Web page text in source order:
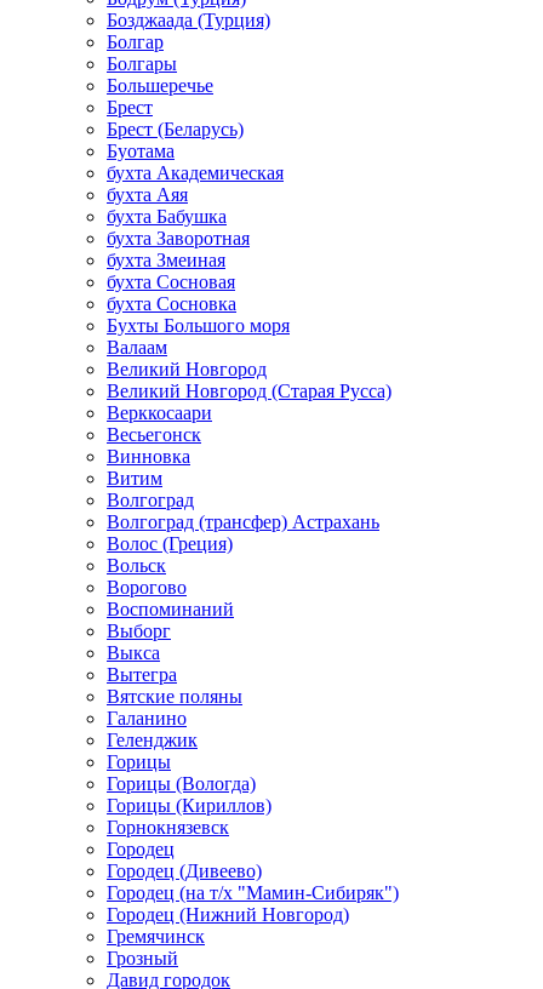
Бозджаада (Турция)
Болгар
Болгары
Большеречье
Брест
Брест (Беларусь)
Буотама
бухта Академическая
бухта Аяя
бухта Бабушка
бухта Заворотная
бухта Змеиная
бухта Сосновая
бухта Сосновка
Бухты Большого моря
Валаам
Великий Новгород
Великий Новгород (Старая Русса)
Верккосаари
Весьегонск
Винновка
Витим
Волгоград
Волгоград (трансфер) Астрахань
Волос (Греция)
Вольск
Ворогово
Воспоминаний
Выборг
Выкса
Вытегра
Вятские поляны
Галанино
Геленджик
Горицы
Горицы (Вологда)
Горицы (Кириллов)
Горнокнязевск
Городец
Городец (Дивеево)
Городец (на т/х "Мамин-Сибиряк")
Городец (Нижний Новгород)
Гремячинск
Грозный
Давид городок